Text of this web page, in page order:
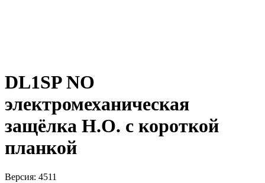
DL1SP NO
электромеханическая
защёлка Н.О. с короткой
планкой
Версия: 4511